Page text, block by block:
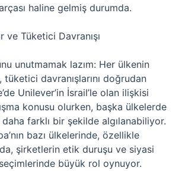
haline gelmiş durumda.
ve Tüketici Davranışı
unutmamak lazım: Her ülkenin
tüketici davranışlarını doğrudan
Unilever’in İsrail’le olan ilişkisi
konusu olurken, başka ülkelerde
farklı bir şekilde algılanabiliyor.
bazı ülkelerinde, özellikle
şirketlerin etik duruşu ve siyasi
büyük rol oynuyor.